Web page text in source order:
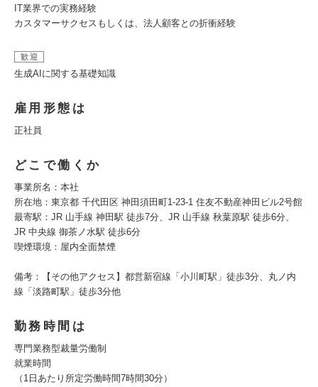
IT業界での実務経験
カスタマーサクセスもしくは、法人顧客との折衝経験
歓迎
生成AIに関する基礎知識
雇用形態は
正社員
どこで働くか
事業所名：本社
所在地：東京都 千代田区 神田須田町1-23-1 住友不動産神田ビル2号館
最寄駅：JR 山手線 神田駅 徒歩7分、JR 山手線 秋葉原駅 徒歩6分、
JR 中央線 御茶ノ水駅 徒歩6分
喫煙環境：屋内全面禁煙
備考：【その他アクセス】都営新宿線「小川町駅」徒歩3分、丸ノ内
線「淡路町駅」徒歩3分他
勤務時間は
専門業務型裁量労働制
就業時間
（1日あたり所定労働時間7時間30分）